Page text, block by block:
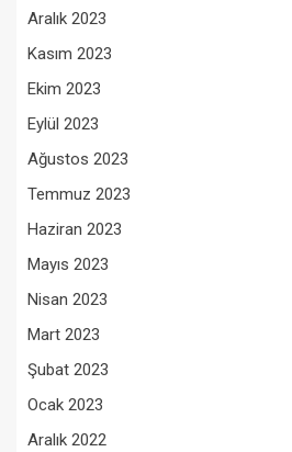
Aralık 2023
Kasım 2023
Ekim 2023
Eylül 2023
Ağustos 2023
Temmuz 2023
Haziran 2023
Mayıs 2023
Nisan 2023
Mart 2023
Şubat 2023
Ocak 2023
Aralık 2022